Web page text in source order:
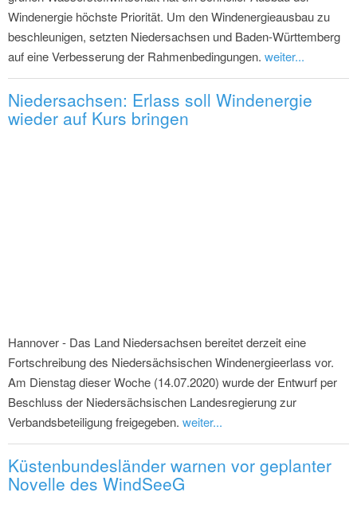
Windenergie höchste Priorität. Um den Windenergieausbau zu
beschleunigen, setzten Niedersachsen und Baden-Württemberg
auf eine Verbesserung der Rahmenbedingungen. weiter...
Niedersachsen: Erlass soll Windenergie
wieder auf Kurs bringen
Hannover - Das Land Niedersachsen bereitet derzeit eine
Fortschreibung des Niedersächsischen Windenergieerlass vor.
Am Dienstag dieser Woche (14.07.2020) wurde der Entwurf per
Beschluss der Niedersächsischen Landesregierung zur
Verbandsbeteiligung freigegeben. weiter...
Küstenbundesländer warnen vor geplanter
Novelle des WindSeeG